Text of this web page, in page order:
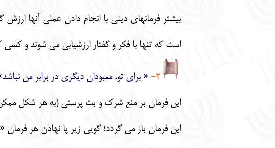
بيشتر فرمانهاي ديني با انجام دادن عملي آنها
است كه تنها با فكر و گفتار ارزشيابي مي شوند و
2- « براي تو، معبودان ديگري در برابر من
اين فرمان باز مي گردد؛ گويي زير پا نهادن هر